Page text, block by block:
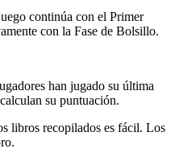
continúa con el Primer
con la Fase de Bolsillo.
han jugado su última
su puntuación.
libros recopilados es fácil. Los